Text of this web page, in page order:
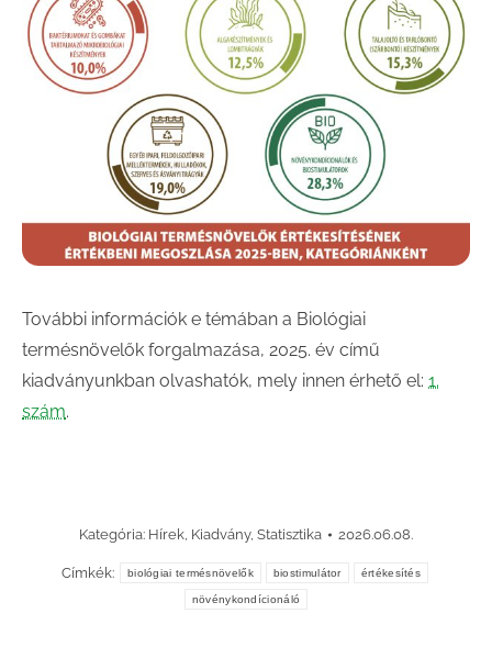
További információk e témában a Biológiai
termésnövelők forgalmazása, 2025. év című
kiadványunkban olvashatók, mely innen érhető el: 1.
szám.
Kategória: Hírek, Kiadvány, Statisztika 2026.06.08.
Címkék: biológiai termésnövelők biostimulátor értékesítés
növénykondícionáló